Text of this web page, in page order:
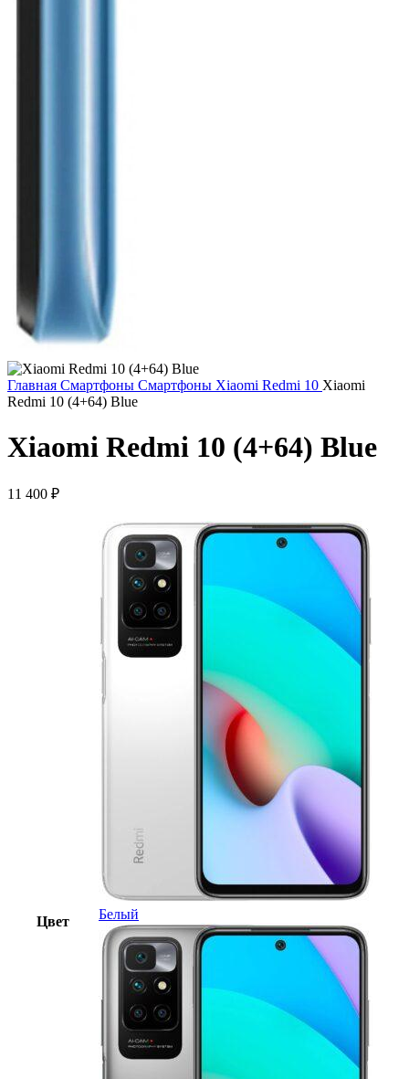
Главная Смартфоны Смартфоны Xiaomi Redmi 10 Xiaomi
Redmi 10 (4+64) Blue
Xiaomi Redmi 10 (4+64) Blue
11 400 ₽
Цвет Белый